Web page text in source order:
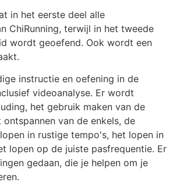
in het eerste deel alle
ChiRunning, terwijl in het tweede
wordt geoefend. Ook wordt een
instructie en oefening in de
videoanalyse. Er wordt
het gebruik maken van de
van de enkels, de
in rustige tempo's, het lopen in
lopen op de juiste pasfrequentie. Er
gedaan, die je helpen om je